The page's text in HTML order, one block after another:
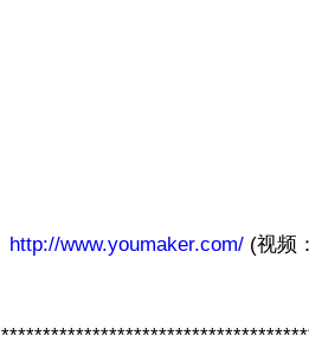
http://www.youmaker.com/ (视频